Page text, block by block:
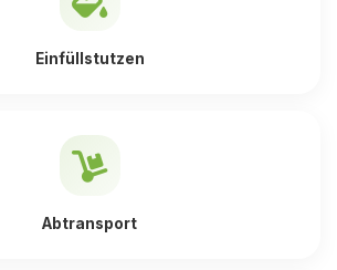
Einfüllstutzen
Abtransport